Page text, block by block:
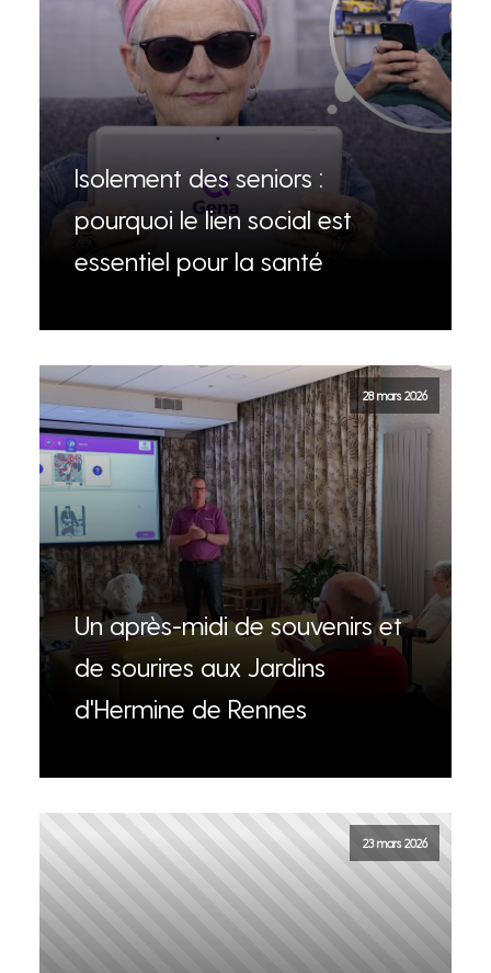
Isolement des seniors :
pourquoi le lien social est
essentiel pour la santé
28 mars 2026
Un après-midi de souvenirs et
de sourires aux Jardins
d'Hermine de Rennes
23 mars 2026